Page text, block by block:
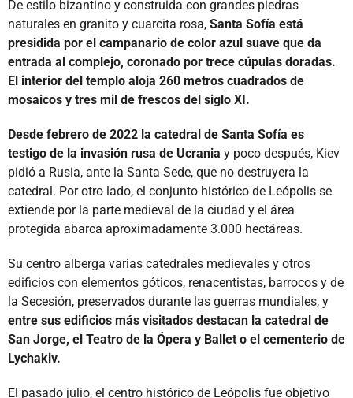
De estilo bizantino y construida con grandes piedras
naturales en granito y cuarcita rosa, Santa Sofía está
presidida por el campanario de color azul suave que da
entrada al complejo, coronado por trece cúpulas doradas.
El interior del templo aloja 260 metros cuadrados de
mosaicos y tres mil de frescos del siglo XI.
Desde febrero de 2022 la catedral de Santa Sofía es
testigo de la invasión rusa de Ucrania y poco después, Kiev
pidió a Rusia, ante la Santa Sede, que no destruyera la
catedral. Por otro lado, el conjunto histórico de Leópolis se
extiende por la parte medieval de la ciudad y el área
protegida abarca aproximadamente 3.000 hectáreas.
Su centro alberga varias catedrales medievales y otros
edificios con elementos góticos, renacentistas, barrocos y de
la Secesión, preservados durante las guerras mundiales, y
entre sus edificios más visitados destacan la catedral de
San Jorge, el Teatro de la Ópera y Ballet o el cementerio de
Lychakiv.
El pasado julio, el centro histórico de Leópolis fue objetivo